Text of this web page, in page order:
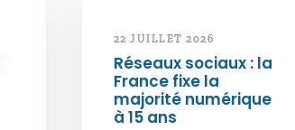
22 JUILLET 2026
Réseaux sociaux : la
France fixe la
majorité numérique
à 15 ans